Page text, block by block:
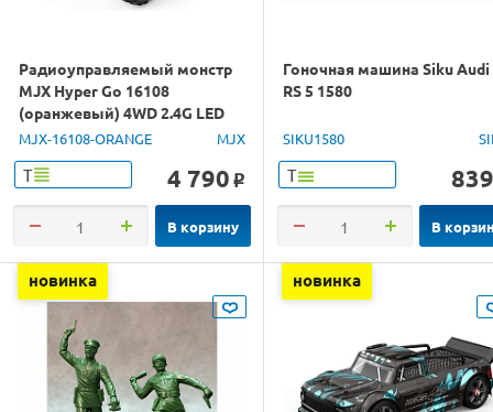
Радиоуправляемый монстр
MJX Hyper Go 16108
(оранжевый) 4WD 2.4G LED
1/16 RTR
MJX-16108-ORANGE MJX
Т 4 790 o
В корзину
Гоночная машина Siku Audi
RS 5 1580
SIKU1580
Т 839
В
новинка новинка